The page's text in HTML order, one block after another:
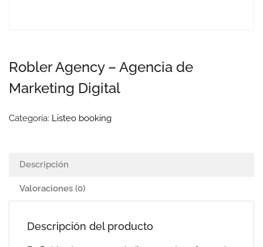
Robler Agency – Agencia de
Marketing Digital
Categoría: Listeo booking
Descripción
Valoraciones (0)
Descripción del producto